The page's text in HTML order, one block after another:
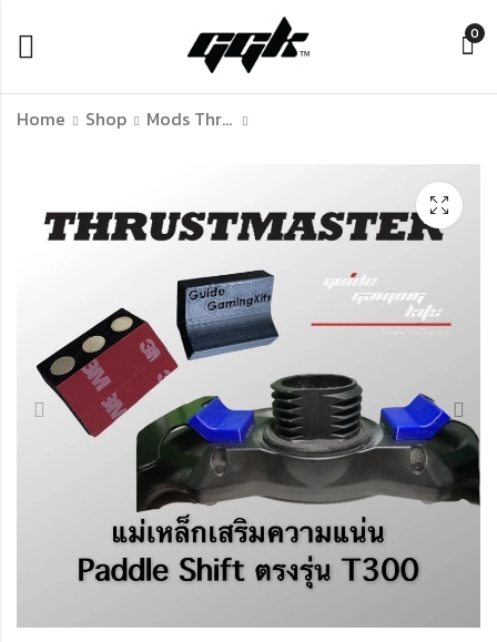
0
Home Shop Mods Thrustmaster
Mod ตัวปลดไว พวง
มาลัย Logitech G29
Quick Release
Adaptor
฿140.00 –฿690.00
Mod gear shifter
G29 G27 G25 G920
Mod เกียร์ H-pattern
Logitech เข้าเกียร์
แน่นขึ้น
฿110.00–฿520.00